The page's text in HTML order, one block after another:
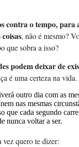
contra o tempo, para
, não é mesmo?
que sobra a isso?
podem deixar de
é uma certeza na vida.
outro dia com as
nas mesmas
que cada segundo
nunca voltar a ser.
vez quero te dizer: